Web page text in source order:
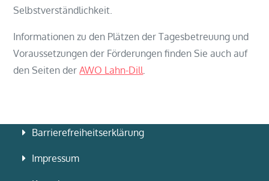
Selbstverständlichkeit.
Informationen zu den Plätzen der Tagesbetreuung und
Voraussetzungen der Förderungen finden Sie auch auf
den Seiten derAWO Lahn-Dill
Barrierefreiheitserklärung
Impressum